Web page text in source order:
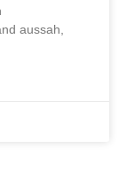
aussah,